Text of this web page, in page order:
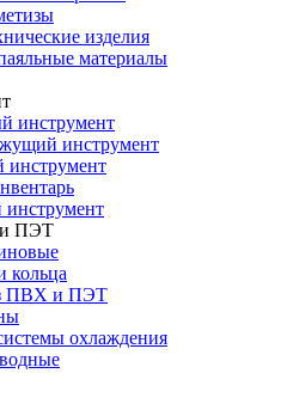
изделия
материалы
инструмент
инструмент
инструмент
ПЭТ
кольца
ПВХ и ПЭТ
охлаждения